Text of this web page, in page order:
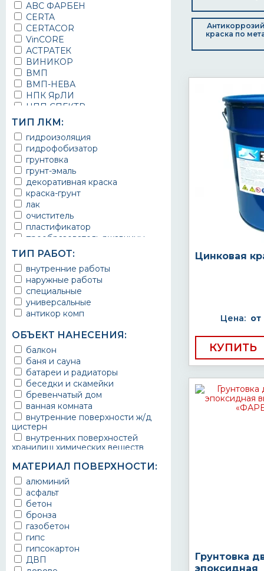
ABC ФАРБЕН
CERTA
CERTACOR
VinCORE
АСТРАТЕК
ВИНИКОР
ВМП
ВМП-НЕВА
НПК ЯрЛИ
НПП СПЕКТР
НПФ ЭМАЛЬ
ТЕРМА
УРЕПЛЕН
ТИП ЛКМ:
гидроизоляция
гидрофобизатор
грунтовка
грунт-эмаль
декоративная краска
краска-грунт
лак
очиститель
пластификатор
преобразователь ржавчины
эмаль
Краска
Покрытие
грунт эмаль
защитное покрытие
ТИП РАБОТ:
внутренние работы
наружные работы
специальные
универсальные
антикор комп
ОБЪЕКТ НАНЕСЕНИЯ:
балкон
баня и сауна
батареи и радиаторы
беседки и скамейки
бревенчатый дом
ванная комната
внутренние поверхности ж/д
цистерн
внутренних поверхностей
хранилищ химических веществ
ворота
выхлопные системы
автомобилей
газопроводы
гараж
гидротехнические сооружения
городской транспорт
грузовые вагоны
двери металлические
детали двигателей
МАТЕРИАЛ ПОВЕРХНОСТИ:
алюминий
асфальт
бетон
бронза
газобетон
гипс
гипсокартон
ДВП
краска по
Цинковая
Цена: от
КУПИТЬ
Грунтовка
эпоксидная